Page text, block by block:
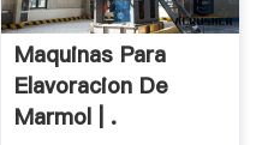
Maquinas Para
Elavoracion De
Marmol | .